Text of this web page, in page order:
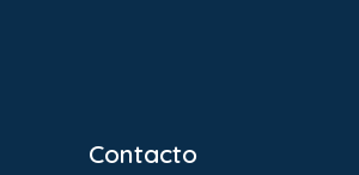
Contacto